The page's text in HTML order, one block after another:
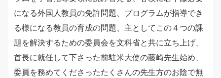
になる外国人教員の免許問題、プログラムが指導でき
る様になる教員の育成の問題、主としてこの４つの課
題を解決するための委員会を文科省と共に立ち上げ、
首長に就任して下さった前駐米大使の藤崎先生始め、
委員を務めてくださったたくさんの先生方のお陰で無